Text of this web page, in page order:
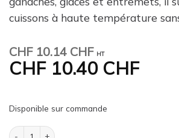
cuissons à haute température
CHF10.14 CHF HT
CHF10.40 CHF
Disponible sur commande
quantité de Arôme chocolat noir